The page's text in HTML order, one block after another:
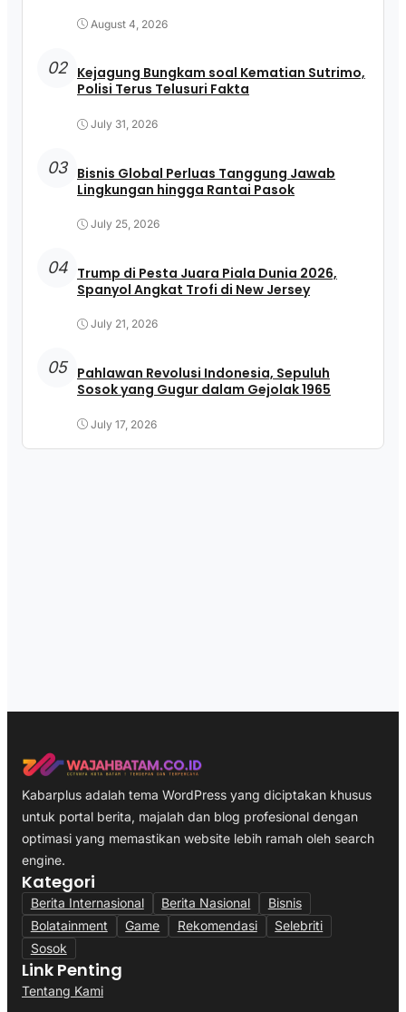
August 4, 2026
02 Kejagung Bungkam soal Kematian Sutrimo,
Polisi Terus Telusuri Fakta
July 31, 2026
03 Bisnis Global Perluas Tanggung Jawab
Lingkungan hingga Rantai Pasok
July 25, 2026
04 Trump di Pesta Juara Piala Dunia 2026,
Spanyol Angkat Trofi di New Jersey
July 21, 2026
05 Pahlawan Revolusi Indonesia, Sepuluh
Sosok yang Gugur dalam Gejolak 1965
July 17, 2026
Kabarplus adalah tema WordPress yang diciptakan khusus
untuk portal berita, majalah dan blog profesional dengan
optimasi yang memastikan website lebih ramah oleh search
engine.
Kategori
Berita Internasional Berita Nasional
Bisnis
Bolatainment
Game Rekomendasi
Selebriti
Sosok
Link Penting
Tentang Kami